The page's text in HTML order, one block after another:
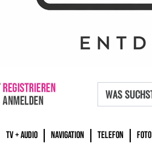
TV + AUDIO NAVIGATION TELEFON FOTO